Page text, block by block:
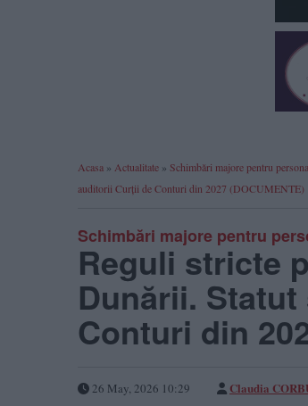
Acasa » Actualitate » Schimbări majore pentru
auditorii Curții de Conturi din 2027 (DOCUMENTE)
Schimbări majore pentru
Reguli stricte
Dunării.
Conturi din
26 May, 2026 10:29 Claudia